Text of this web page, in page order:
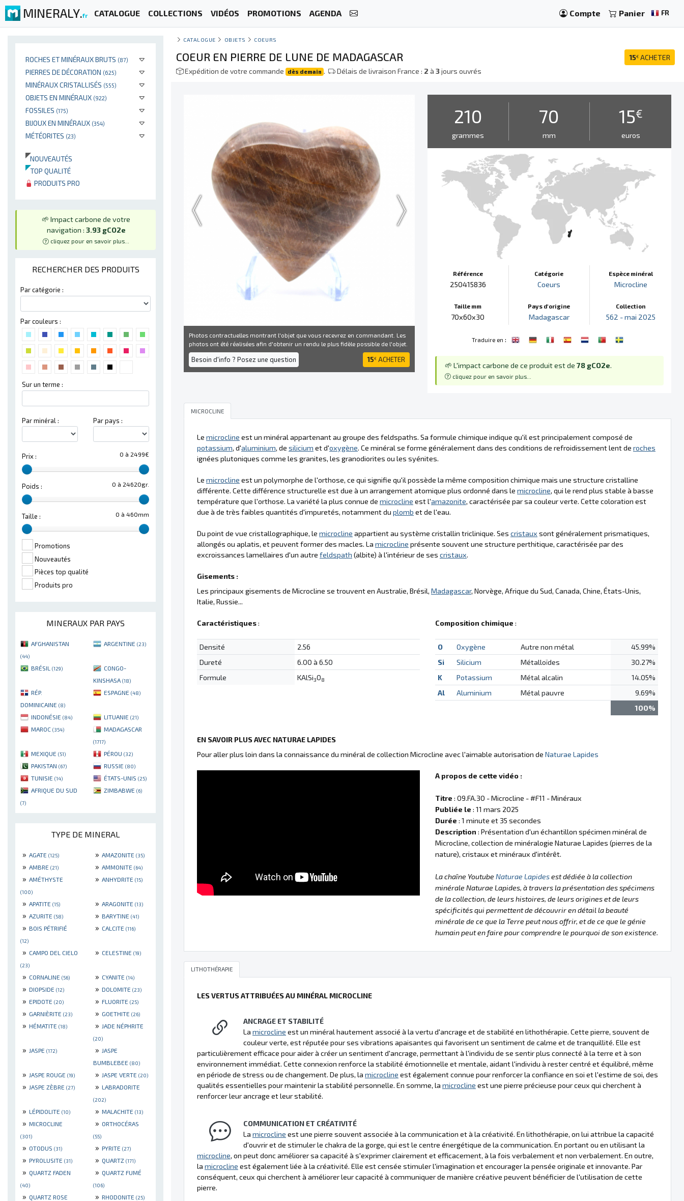
MINERALY.fr CATALOGUE COLLECTIONS VIDÉOS PROMOTIONS AGENDA Compte Panier FR
ROCHES ET MINÉRAUX BRUTS (87)
PIERRES DE DÉCORATION (625)
MINÉRAUX CRISTALLISÉS (555)
OBJETS EN MINÉRAUX (922)
FOSSILES (175)
BIJOUX EN MINÉRAUX (354)
MÉTÉORITES (23)
NOUVEAUTÉS
TOP QUALITÉ
PRODUITS PRO
🌱 Impact carbone de votre
navigation : 3.93 gCO2e
cliquez pour en savoir plus...
RECHERCHER DES PRODUITS
Par catégorie :
Par couleurs :
Sur un terme :
Par minéral : Par pays :
0 à 2499€
Prix :
0 à 24620gr.
Poids :
0 à 460mm
Taille :
Promotions
Nouveautés
Pièces top qualité
Produits pro
MINERAUX PAR PAYS
AFGHANISTAN
(44)
ARGENTINE (23)
BRÉSIL (129)
CONGO-
KINSHASA (18)
RÉP.
DOMINICAINE (8)
ESPAGNE (48)
INDONÉSIE (84) LITUANIE (21)
MAROC (354) MADAGASCAR
(1717)
MEXIQUE (51) PÉROU (32)
PAKISTAN (67) RUSSIE (80)
TUNISIE (14) ÉTATS-UNIS (25)
AFRIQUE DU SUD
(7)
ZIMBABWE (6)
TYPE DE MINERAL
» AGATE (125) » AMAZONITE (35)
» AMBRE (21) » AMMONITE (64)
» AMÉTHYSTE
(100)
» ANHYDRITE (15)
» APATITE (15) » ARAGONITE (13)
» AZURITE (58) » BARYTINE (41)
» BOIS PÉTRIFIÉ
(12)
» CALCITE (116)
» CAMPO DEL CIELO
(23)
» CELESTINE (19)
» CORNALINE (56) » CYANITE (14)
» DIOPSIDE (12) » DOLOMITE (23)
» EPIDOTE (20) » FLUORITE (25)
» GARNIÈRITE (23) » GOETHITE (26)
» HÉMATITE (18) » JADE NÉPHRITE
(20)
» JASPE (172) » JASPE
BUMBLEBEE (80)
» JASPE ROUGE (19) » JASPE VERTE (20)
» JASPE ZÈBRE (27) » LABRADORITE
(202)
» LÉPIDOLITE (10) » MALACHITE (13)
» MICROCLINE
(301)
» ORTHOCÉRAS
(55)
» OTODUS (31) » PYRITE (27)
» PYROLUSITE (31) » QUARTZ (171)
» QUARTZ FADEN
(40)
» QUARTZ FUMÉ
(106)
» QUARTZ ROSE » RHODONITE (25)
CATALOGUE OBJETS COEURS
15€ ACHETER
COEUR EN PIERRE DE LUNE DE MADAGASCAR
Expédition de votre commande dès demain . Délais de livraison France : 2 à3jours ouvrés
Photos contractuelles montrant l'objet que vous recevrez en commandant. Les
photos ont été réalisées afin d'obtenir un rendu le plus fidèle possible de l'objet.
Besoin d'info ? Posez une question 15€ ACHETER
210
grammes
70
mm
15€
euros
Référence
250415836
Taille mm
70x60x30
Catégorie
Coeurs
Pays d'origine
Madagascar
Espèce minéral
Microcline
Collection
562 - mai 2025
Traduire en :
🌱 L'impact carbone de ce produit est de 78 gCO2e.
cliquez pour en savoir plus...
MICROCLINE
Le microcline est un minéral appartenant au groupe des feldspaths. Sa formule chimique indique qu'il est principalement composé de
potassium, d'aluminium, de silicium et d'oxygène. Ce minéral se forme généralement dans des conditions de refroidissement lent de roches
ignées plutoniques comme les granites, les granodiorites ou les syénites.
Le microcline est un polymorphe de l'orthose, ce qui signifie qu'il possède la même composition chimique mais une structure cristalline
différente. Cette différence structurelle est due à un arrangement atomique plus ordonné dans le microcline, qui le rend plus stable à basse
température que l'orthose. La variété la plus connue de microcline est l'amazonite, caractérisée par sa couleur verte. Cette coloration est
due à de très faibles quantités d'impuretés, notamment du plomb et de l'eau.
Du point de vue cristallographique, le microcline appartient au système cristallin triclinique. Ses cristaux sont généralement prismatiques,
allongés ou aplatis, et peuvent former des macles. La microcline présente souvent une structure perthitique, caractérisée par des
excroissances lamellaires d'un autre feldspath (albite) à l'intérieur de ses cristaux.
Gisements :
Les principaux gisements de Microcline se trouvent en Australie, Brésil, Madagascar, Norvège, Afrique du Sud, Canada, Chine, États-Unis,
Italie, Russie...
Caractéristiques:
Densité
2.56
Dureté
6.00 à 6.50
Formule
KAlSi3O8
Composition chimique :
O Oxygène Autre non métal
45.99%
Si
Silicium Métalloïdes
30.27%
K
Potassium Métal alcalin
14.05%
Al
Aluminium Métal pauvre
9.69%
100%
EN SAVOIR PLUS AVEC NATURAE LAPIDES
Pour aller plus loin dans la connaissance du minéral de collection Microcline avec l'aimable autorisation de Naturae Lapides
A propos de cette vidéo :
Titre : 09.FA.30 - Microcline - #F11 - Minéraux
Publiée le : 11 mars 2025
Durée : 1 minute et 35 secondes
Description : Présentation d'un échantillon spécimen minéral de
Microcline, collection de minéralogie Naturae Lapides (pierres de la
nature), cristaux et minéraux d'intérêt.
La chaîne Youtube Naturae Lapidesest dédiée à la collection
minérale Naturae Lapides, à travers la présentation des spécimens
de la collection, de leurs histoires, de leurs origines et de leurs
spécificités qui permettent de découvrir en détail la beauté
minérale de ce que la Terre peut nous offrir, et de ce que le génie
humain peut en faire pour comprendre le pourquoi de son existence.
LITHOTHÉRAPIE
LES VERTUS ATTRIBUÉES AU MINÉRAL MICROCLINE
ANCRAGE ET STABILITÉ
La microcline est un minéral hautement associé à la vertu d'ancrage et de stabilité en lithothérapie. Cette pierre, souvent de
couleur verte, est réputée pour ses vibrations apaisantes qui favorisent un sentiment de calme et de tranquillité. Elle est
particulièrement efficace pour aider à créer un sentiment d'ancrage, permettant à l'individu de se sentir plus connecté à la terre et à son
environnement immédiat. Cette connexion renforce la stabilité émotionnelle et mentale, aidant l'individu à rester centré et équilibré, même
en période de stress ou de changement. De plus, la microcline est également connue pour renforcer la confiance en soi et l'estime de soi, des
qualités essentielles pour maintenir la stabilité personnelle. En somme, la microcline est une pierre précieuse pour ceux qui cherchent à
renforcer leur ancrage et leur stabilité.
COMMUNICATION ET CRÉATIVITÉ
La microcline est une pierre souvent associée à la communication et à la créativité. En lithothérapie, on lui attribue la capacité
d'ouvrir et de stimuler le chakra de la gorge, qui est le centre énergétique de la communication. En portant ou en utilisant la
microcline, on peut donc améliorer sa capacité à s'exprimer clairement et efficacement, à la fois verbalement et non verbalement. En outre,
la microcline est également liée à la créativité. Elle est censée stimuler l'imagination et encourager la pensée originale et innovante. Par
conséquent, ceux qui cherchent à améliorer leur capacité à communiquer de manière créative peuvent bénéficier de l'utilisation de cette
pierre.